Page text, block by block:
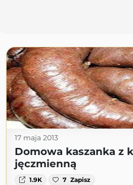
17 maja 2013
Domowa kaszanka z
jęczmienną
1.9K 7 Zapisz